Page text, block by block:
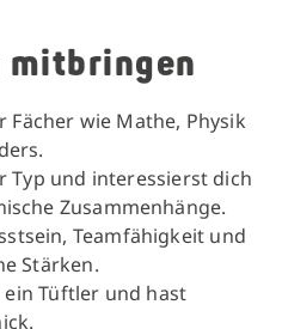
mitbringen
Fächer wie Mathe, Physik
Typ und interessierst dich
Zusammenhänge.
Teamfähigkeit und
Stärken.
Tüftler und hast